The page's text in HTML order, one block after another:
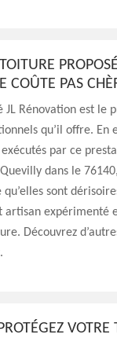
COÛTE PAS
JL Rénovation est le
qu’il offre.
par ce
dans le
sont
artisan expérimenté
Découvrez